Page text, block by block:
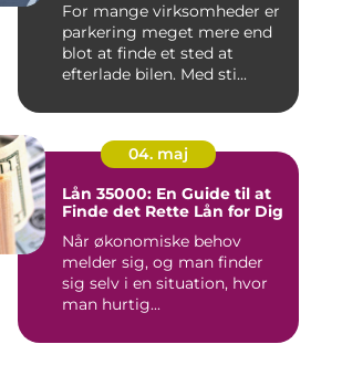
For mange virksomheder er
parkering meget mere end
blot at finde et sted at
efterlade bilen. Med sti...
04. maj
Lån 35000: En Guide til at
Finde det Rette Lån for Dig
Når økonomiske behov
melder sig, og man finder
sig selv i en situation, hvor
man hurtig...